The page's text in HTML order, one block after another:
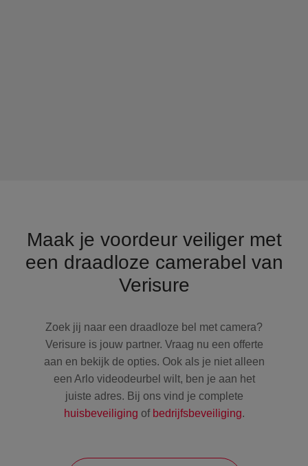
Maak je voordeur veiliger met
een draadloze camerabel van
Verisure
Zoek jij naar een draadloze bel met camera?
Verisure is jouw partner. Vraag nu een offerte
aan en bekijk de opties. Ook als je niet alleen
een Arlo videodeurbel wilt, ben je aan het
juiste adres. Bij ons vind je complete
huisbeveiliging of bedrijfsbeveiliging.